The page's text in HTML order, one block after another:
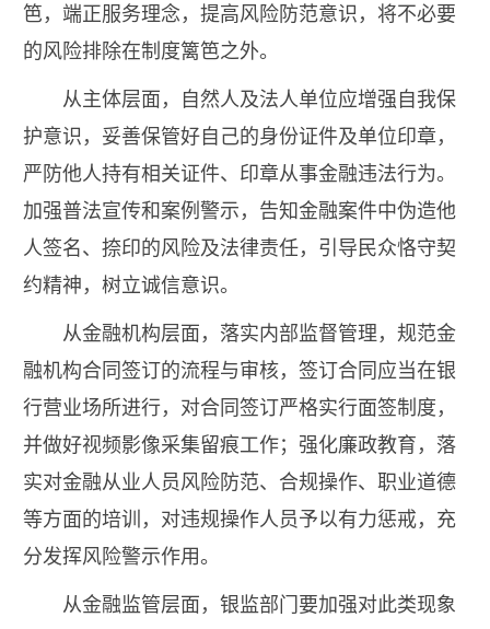
笆，端正服务理念，提高风险防范意识，将不必要
的风险排除在制度篱笆之外。
从主体层面，自然人及法人单位应增强自我保
护意识，妥善保管好自己的身份证件及单位印章，
严防他人持有相关证件、印章从事金融违法行为。
加强普法宣传和案例警示，告知金融案件中伪造他
人签名、捺印的风险及法律责任，引导民众恪守契
约精神，树立诚信意识。
从金融机构层面，落实内部监督管理，规范金
融机构合同签订的流程与审核，签订合同应当在银
行营业场所进行，对合同签订严格实行面签制度，
并做好视频影像采集留痕工作；强化廉政教育，落
实对金融从业人员风险防范、合规操作、职业道德
等方面的培训，对违规操作人员予以有力惩戒，充
分发挥风险警示作用。
从金融监管层面，银监部门要加强对此类现象